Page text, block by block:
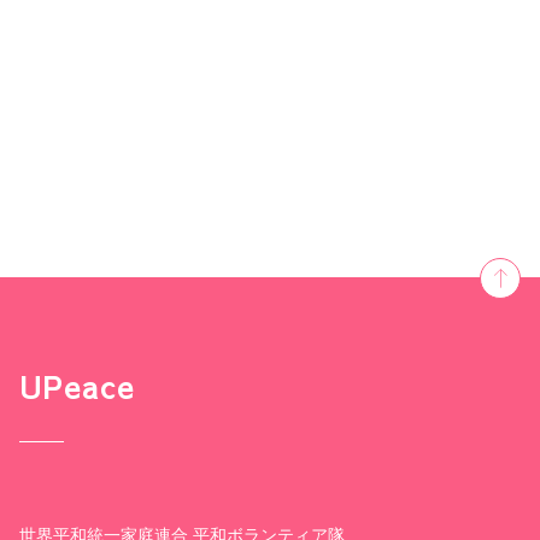
UPeace
世界平和統一家庭連合 平和ボランティア隊